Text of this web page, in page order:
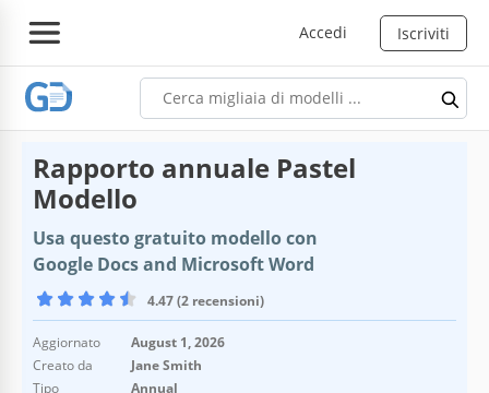
Accedi Iscriviti
Rapporto annuale Pastel
Modello
Usa questo gratuito modello con
Google Docs and Microsoft Word
4.47 (2 recensioni)
Aggiornato
August 1, 2026
Creato da
Jane Smith
Tipo
Annual